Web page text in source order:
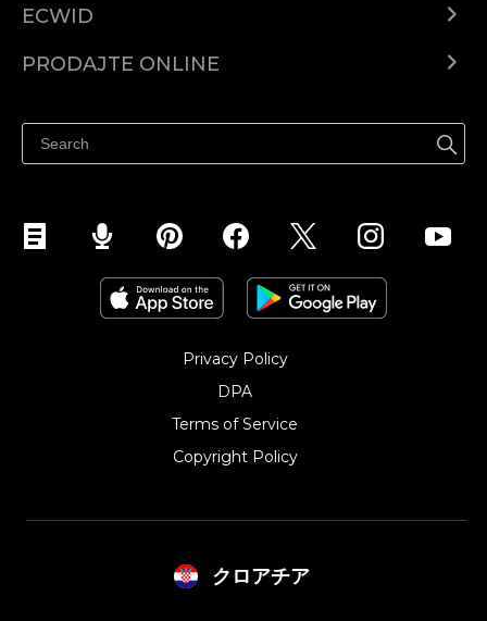
ECWID
PRODAJTE ONLINE
Privacy Policy
DPA
Terms of Service
Copyright Policy‎
クロアチア